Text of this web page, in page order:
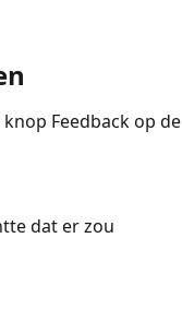
Feedback op de
dat er zou